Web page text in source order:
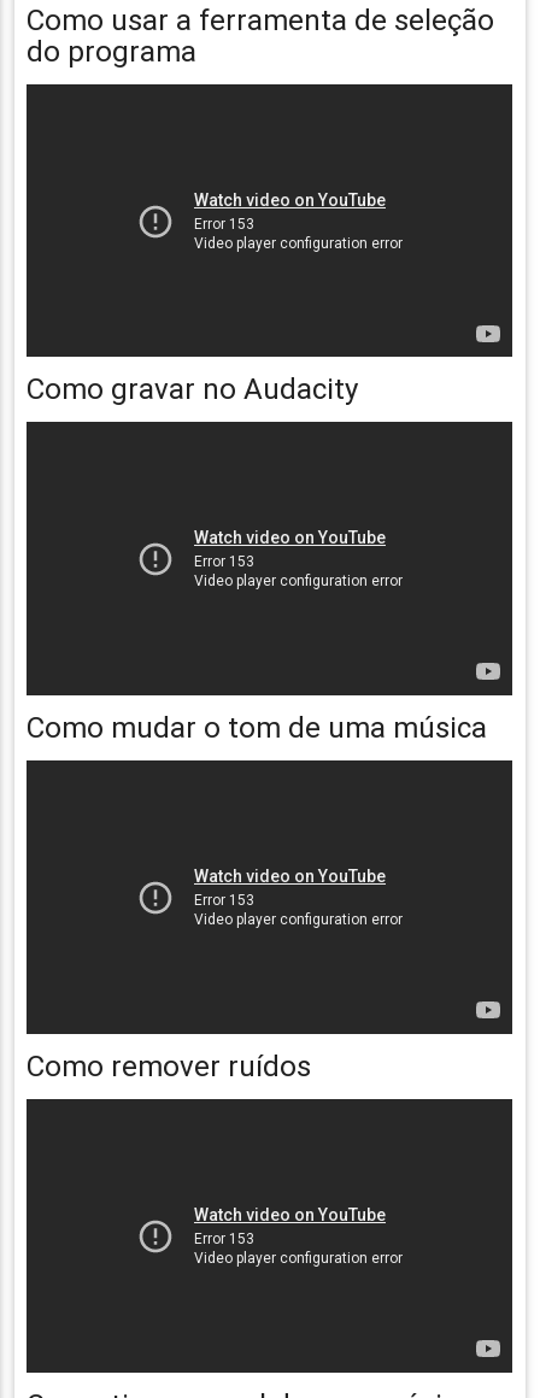
Como usar a ferramenta de seleção
do programa
Como gravar no Audacity
Como mudar o tom de uma música
Como remover ruídos